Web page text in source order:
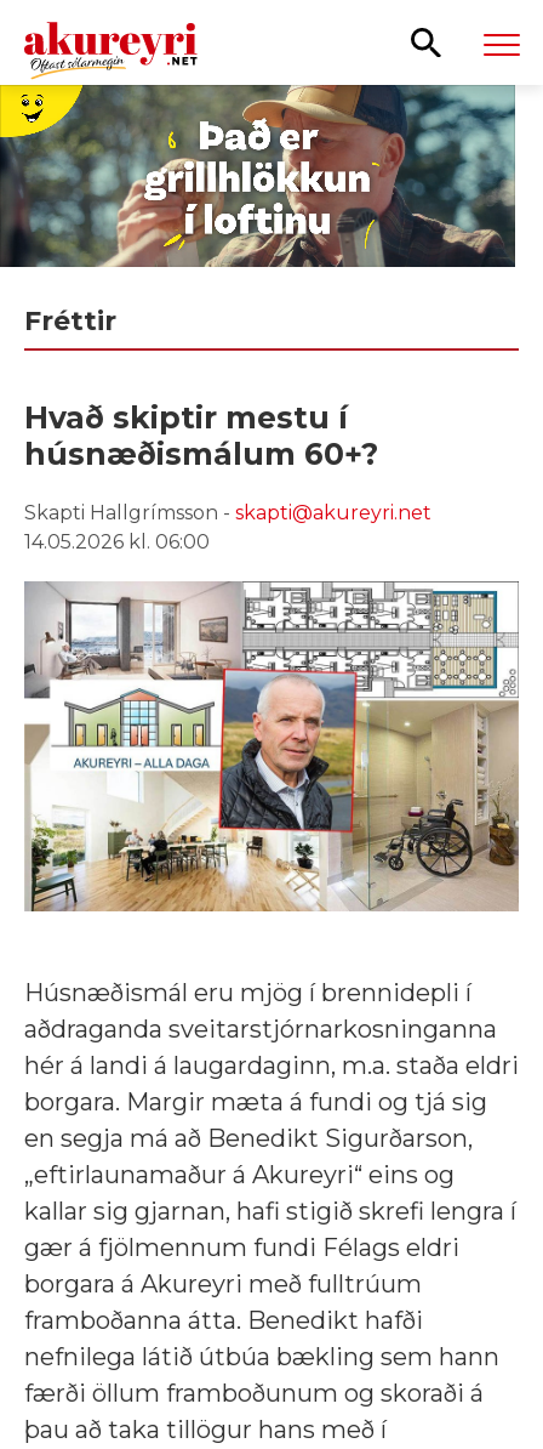
Leita
Fréttir
Hvað skiptir mestu í
húsnæðismálum 60+?
Skapti Hallgrímsson - skapti@akureyri.net
14.05.2026 kl. 06:00
Húsnæðismál eru mjög í brennidepli í
aðdraganda sveitarstjórnarkosninganna
hér á landi á laugardaginn, m.a. staða eldri
borgara. Margir mæta á fundi og tjá sig
en segja má að Benedikt Sigurðarson,
„eftirlaunamaður á Akureyri“ eins og
kallar sig gjarnan, hafi stigið skrefi lengra í
gær á fjölmennum fundi Félags eldri
borgara á Akureyri með fulltrúum
framboðanna átta. Benedikt hafði
nefnilega látið útbúa bækling sem hann
færði öllum framboðunum og skoraði á
þau að taka tillögur hans með í